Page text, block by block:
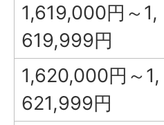
1,619,000円～1,
619,999円
1,620,000円～1,
621,999円